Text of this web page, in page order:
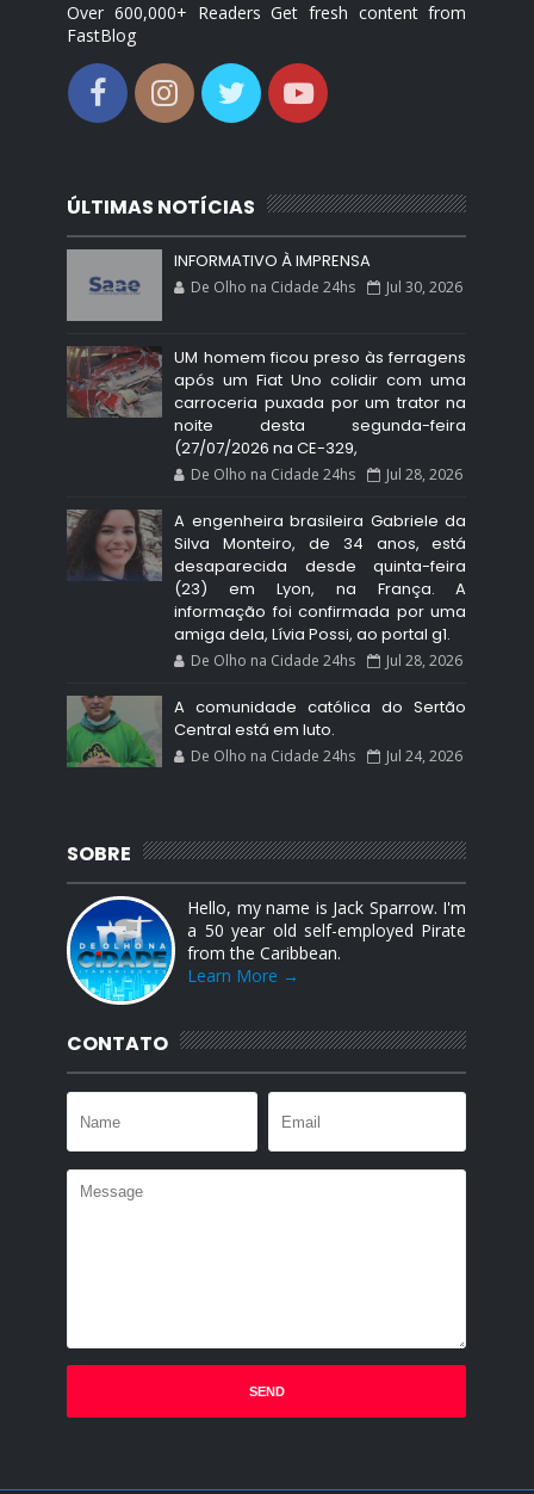
Over 600,000+ Readers Get fresh content from
FastBlog
ÚLTIMAS NOTÍCIAS
INFORMATIVO À IMPRENSA
De Olho na Cidade 24hs Jul 30, 2026
UM homem ficou preso às ferragens
após um Fiat Uno colidir com uma
carroceria puxada por um trator na
noite desta segunda-feira
(27/07/2026 na CE-329,
De Olho na Cidade 24hs Jul 28, 2026
A engenheira brasileira Gabriele da
Silva Monteiro, de 34 anos, está
desaparecida desde quinta-feira
(23) em Lyon, na França. A
informação foi confirmada por uma
amiga dela, Lívia Possi, ao portal g1.
De Olho na Cidade 24hs Jul 28, 2026
A comunidade católica do Sertão
Central está em luto.
De Olho na Cidade 24hs Jul 24, 2026
SOBRE
Hello, my name is Jack Sparrow. I'm
a 50 year old self-employed Pirate
from the Caribbean.
Learn More →
CONTATO